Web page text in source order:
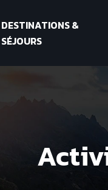
DESTINATIONS &
SÉJOURS